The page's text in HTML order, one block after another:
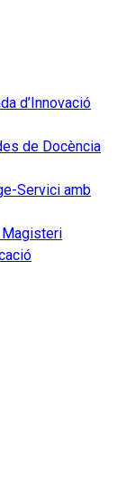
d’Innovació
de Docència
Servici amb
Magisteri